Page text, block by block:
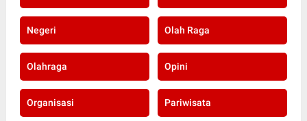
Negeri Olah Raga
Olahraga Opini
Organisasi Pariwisata